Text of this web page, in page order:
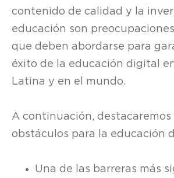
contenido de calidad y la
educación son
que deben abordarse para
éxito de la educación digital
Latina y en el mundo.
A continuación, destacaremos
obstáculos para la educación
Una de las barreras más